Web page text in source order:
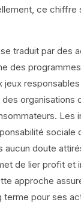
ce chiffre
traduit par des
des
jeux
organisations
Les
sociale
aucun doute
de lier profit et
approche
terme pour ses